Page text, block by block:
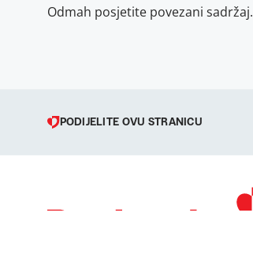
Odmah posjetite povezani sadržaj.
PODIJELITE OVU STRANICU